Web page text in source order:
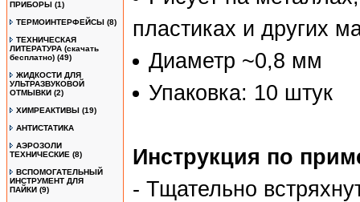
ПРИБОРЫ (1)
ТЕРМОИНТЕРФЕЙСЫ (8)
ТЕХНИЧЕСКАЯ
ЛИТЕРАТУРА (скачать
бесплатно) (49)
ЖИДКОСТИ ДЛЯ
УЛЬТРАЗВУКОВОЙ
ОТМЫВКИ (2)
ХИМРЕАКТИВЫ (19)
АНТИСТАТИКА
АЭРОЗОЛИ
ТЕХНИЧЕСКИЕ (8)
ВСПОМОГАТЕЛЬНЫЙ
ИНСТРУМЕНТ ДЛЯ
ПАЙКИ (9)
пластиках и других
Диаметр ~0,8 мм
Упаковка: 10 штук
Инструкция по
- Тщательно